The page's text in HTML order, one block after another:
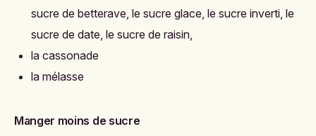
sucre de betterave, le sucre glace, le sucre inverti, le
sucre de date, le sucre de raisin,
la cassonade
la mélasse
Manger moins de sucre